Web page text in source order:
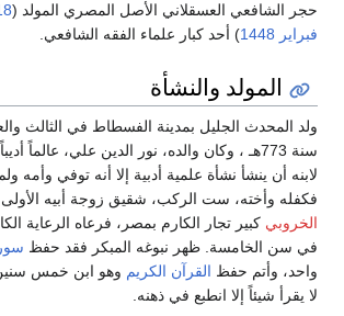
حجر الشافعي العسقلاني الأصل المصري المولد (18
فبراير 1448) أحد كبار علماء الفقه الشافعي.
المولد والنشأة
ولد المحدث الجليل بمدينة الفسطاط في الثالث
سنة 773هـ ، وكان والده، نور الدين علي، عالماً
لابنه أن ينشأ نشأة علمية أدبية إلا أنه توفي وأمه
فكفله وأخته، ست الركب، شقيق زوجة أبيه الأولى
الخروبي كبير تجار الكارم بمصر، فرعاه الرعاية
في سن الخامسة. ظهر نبوغه المبكر فقد حفظ
واحد، وأتم حفظ القرآن الكريم وهو ابن خمس
لا يقرأ شيئاً إلا انطبع في ذهنه.